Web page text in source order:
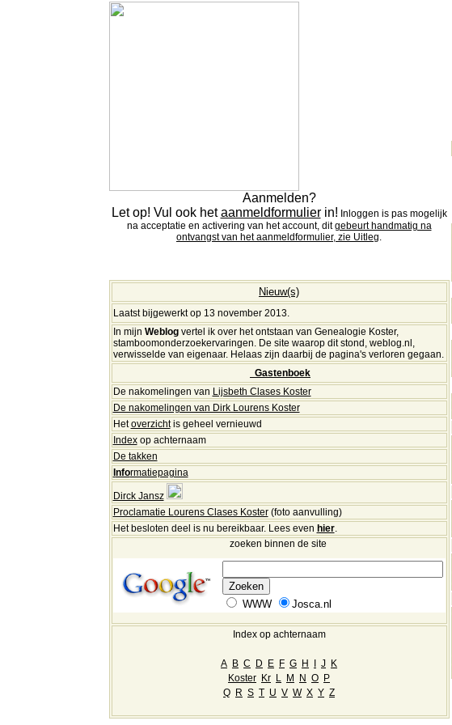
Aanmelden?
Let op! Vul ook hetaanmeldformulierin! nloggen is pas mogelijk
na acceptatie en activering van het account, ditgebeurt handmatig na
ontvangst van het aanmeldformulier, zie Uitleg.
Nieuw(s)
Laatst bijgewerkt op 13 november 2013.
In mijn Weblog vertel ik over het ontstaan van Genealogie Koster,
stamboomonderzoekervaringen. De site waarop dit stond, weblog.nl,
verwisselde van eigenaar. Helaas zijn daarbij de pagina's verloren gegaan.
Gastenboek
De nakomelingen van Lijsbeth Clases Koster
De nakomelingen van Dirk Lourens Koster
Hetoverzichtis geheel vernieuwd
Indexop achternaam
De takken
nformatiepagina
Dirck Jansz
Proclamatie Lourens Clases Koster(foto aanvulling)
Het besloten deel is nu bereikbaar. Lees even hier.
zoeken binnen de site
WWW Josca.nl
Index op achternaam
A B C D E F G H J K
Koster Kr L M N O P
Q R S T U V W X Y Z